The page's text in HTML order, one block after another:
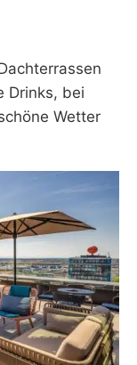
Drinks, bei
Wetter